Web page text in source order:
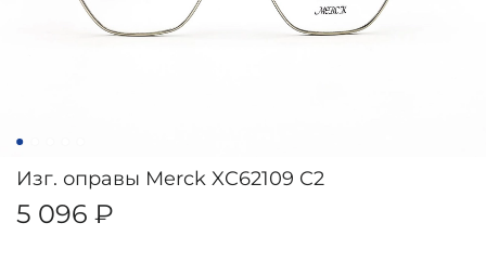
Изг. оправы Merck XC62109 C2
5 096 ₽